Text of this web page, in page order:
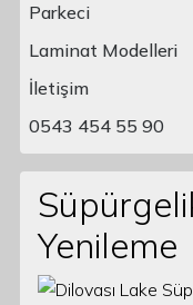
Main
Parkeci
Laminat Modelleri
İletişim
0543 454 55 90
Yenileme